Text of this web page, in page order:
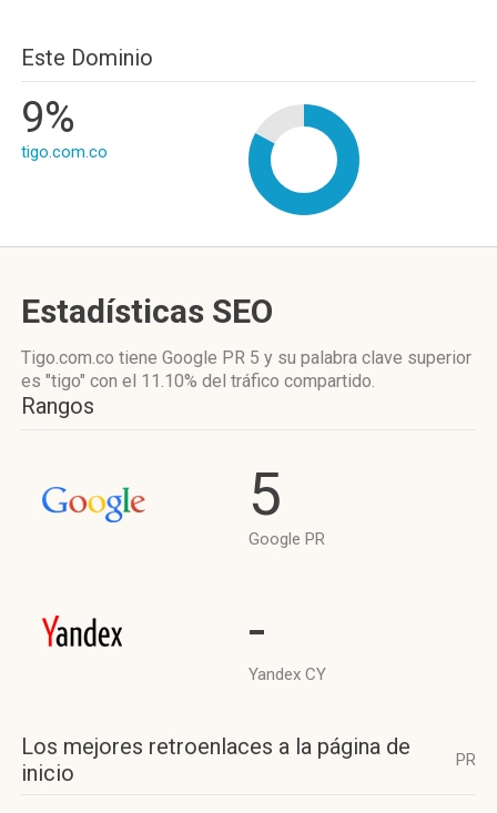
Este Dominio
9%
tigo.com.co
Estadísticas SEO
Tigo.com.co tiene Google PR 5 y su palabra clave superior
es "tigo" con el 11.10% del tráfico compartido.
Rangos
5
Google PR
-
Yandex CY
Los mejores retroenlaces a la página de
inicio
PR